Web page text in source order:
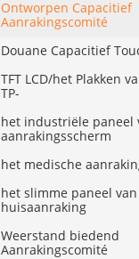
Ontworpen Capacitief
Aanrakingscomité
Douane Capacitief
TFT LCD/het Plakken
TP-
het industriële paneel
aanrakingsscherm
het medische
het slimme paneel
huisaanraking
Weerstand biedend
Aanrakingscomité